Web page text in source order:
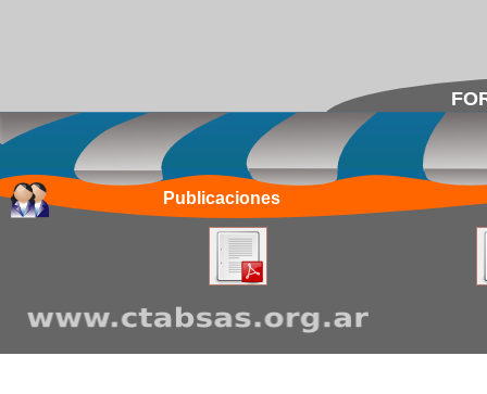
Publicaciones